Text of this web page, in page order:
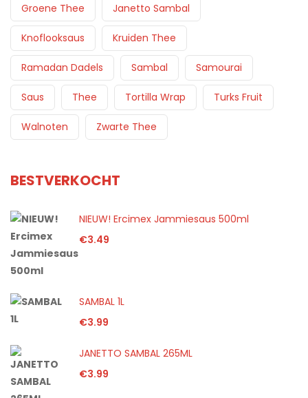
Groene Thee Janetto Sambal
Knoflooksaus Kruiden Thee
Ramadan Dadels Sambal Samourai
Saus Thee Tortilla Wrap Turks Fruit
Walnoten Zwarte Thee
BESTVERKOCHT
NIEUW! Ercimex Jammiesaus 500ml
€3.49
SAMBAL 1L
€3.99
JANETTO SAMBAL 265ML
€3.99